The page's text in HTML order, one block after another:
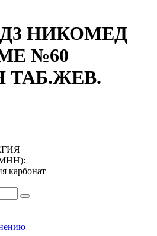
НИКОМЕД
№60
ТАБ.ЖЕВ.
:
карбонат